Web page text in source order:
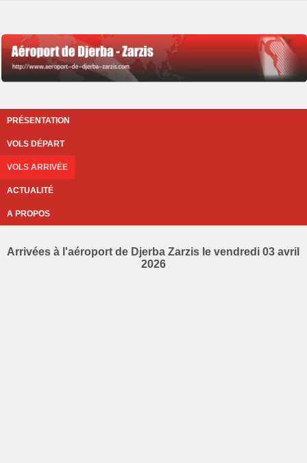
PRÉSENTATION
VOLS DÉPART
VOLS ARRIVÉE
ACTUALITÉ
A PROPOS
Arrivées à l'aéroport de Djerba Zarzis le vendredi 03 avril
2026